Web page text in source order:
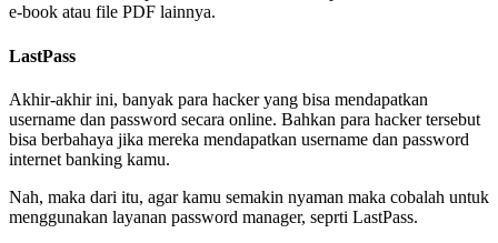
e-book atau file PDF lainnya.
LastPass
Akhir-akhir ini, banyak para hacker yang bisa mendapatkan
username dan password secara online. Bahkan para hacker tersebut
bisa berbahaya jika mereka mendapatkan username dan password
internet banking kamu.
Nah, maka dari itu, agar kamu semakin nyaman maka cobalah untuk
menggunakan layanan password manager, seprti LastPass.